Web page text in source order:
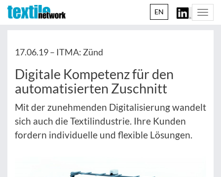
EN
17.06.19 – ITMA: Zünd
Digitale Kompetenz für den
automatisierten Zuschnitt
Mit der zunehmenden Digitalisierung wandelt
sich auch die Textilindustrie. Ihre Kunden
fordern individuelle und flexible Lösungen.